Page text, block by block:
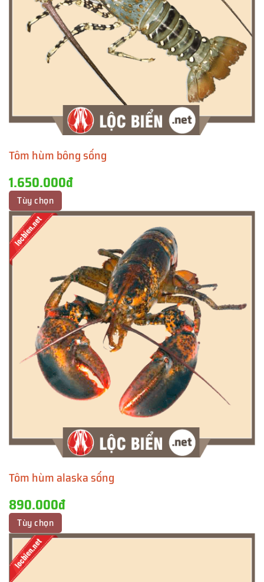
Tôm hùm bông sống
1.650.000đ
Tùy chọn
Tôm hùm alaska sống
890.000đ
Tùy chọn